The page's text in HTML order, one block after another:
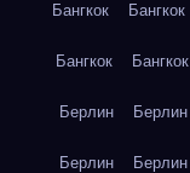
Бангкок Бангкок
Бангкок Бангкок
Берлин Берлин
Берлин Берлин